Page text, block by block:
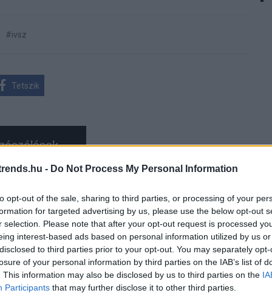
- Do Not Process My Personal Information
opt-out of the sale, sharing to third parties, or processing of your
for targeted advertising by us, please use the below opt-out
selection. Please note that after your opt-out request is processed
interest-based ads based on personal information utilized by us
to third parties prior to your opt-out. You may separately
of your personal information by third parties on the IAB’s list of
This information may also be disclosed by us to third parties on the
Participants that may further disclose it to other third parties.
#ivsz
Tetszik
és Jackie Chat